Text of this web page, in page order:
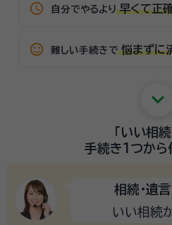
schedule 自分でやるより 早くて正
sentiment_satisfied_alt 難しい手続きで 悩まずに
keyboard_arrow_down
「いい相続
手続き1つから
相続・遺言
いい相続